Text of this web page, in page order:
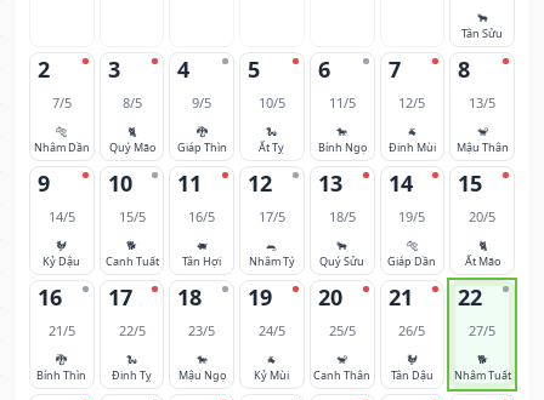
🐂
Tân Sửu
2
7/5
🐅
Nhâm Dần
3
8/5
🐈
Quý Mão
4
9/5
🐉
Giáp Thìn
5
10/5
🐍
Ất Tỵ
6
11/5
🐎
Bính Ngọ
7
12/5
🐐
Đinh Mùi
8
13/5
🐒
Mậu Thân
9
14/5
🐓
Kỷ Dậu
10
15/5
🐕
Canh Tuất
11
16/5
🐖
Tân Hợi
12
17/5
🐀
Nhâm Tý
13
18/5
🐂
Quý Sửu
14
19/5
🐅
Giáp Dần
15
20/5
🐈
Ất Mão
16
21/5
🐉
Bính Thìn
17
22/5
🐍
Đinh Tỵ
18
23/5
🐎
Mậu Ngọ
19
24/5
🐐
Kỷ Mùi
20
25/5
🐒
Canh Thân
21
26/5
🐓
Tân Dậu
22
27/5
🐕
Nhâm Tuất